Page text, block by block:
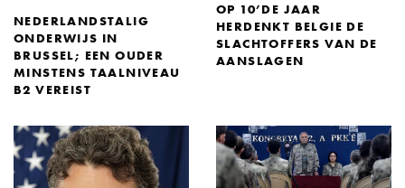
NEDERLANDSTALIG
ONDERWIJS IN
BRUSSEL; EEN OUDER
MINSTENS TAALNIVEAU
B2 VEREIST
OP 10’DE JAAR
HERDENKT BELGIE DE
SLACHTOFFERS VAN DE
AANSLAGEN